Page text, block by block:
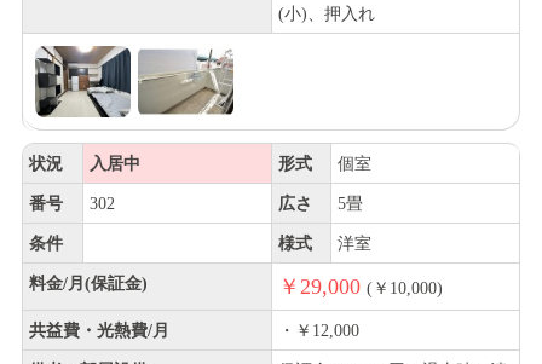
(小)、押入れ
状況 入居中 形式 個室
番号 302 広さ 5畳
条件 様式 洋室
料金/月(保証金) ￥29,000 (￥10,000)
共益費・光熱費/月 ・￥12,000